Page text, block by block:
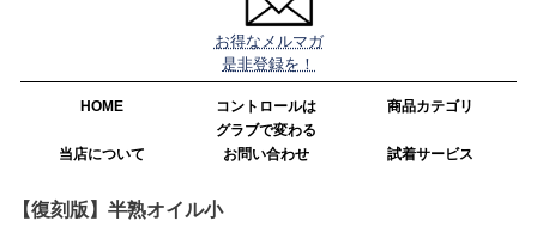
お得なメルマガ
是非登録を！
HOME
コントロールは
グラブで変わる
商品カテゴリ
当店について お問い合わせ 試着サービス
【復刻版】半熟オイル小